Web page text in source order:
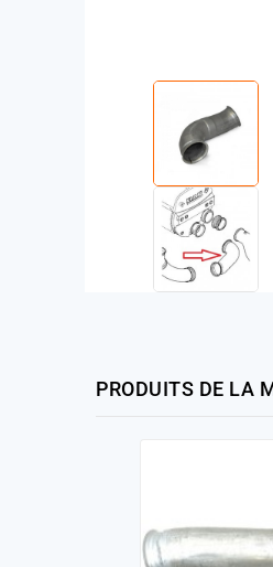
PRODUITS DE LA